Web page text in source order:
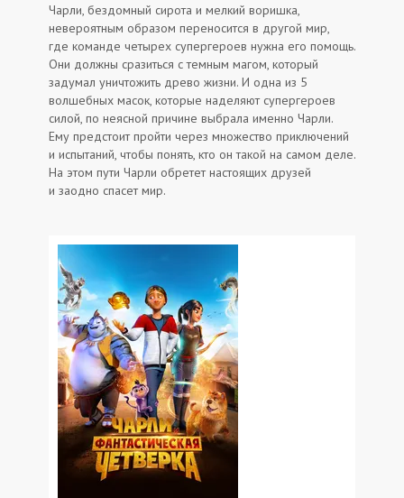
Чарли, бездомный сирота и мелкий воришка,
невероятным образом переносится в другой мир,
где команде четырех супергероев нужна его помощь.
Они должны сразиться с темным магом, который
задумал уничтожить древо жизни. И одна из 5
волшебных масок, которые наделяют супергероев
силой, по неясной причине выбрала именно Чарли.
Ему предстоит пройти через множество приключений
и испытаний, чтобы понять, кто он такой на самом деле.
На этом пути Чарли обретет настоящих друзей
и заодно спасет мир.